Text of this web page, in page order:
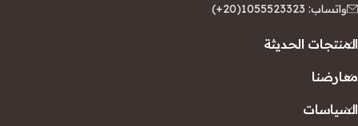
واتساب: 1055523323(20+)
المنتجات الحديثة
معارضنا
السياسات